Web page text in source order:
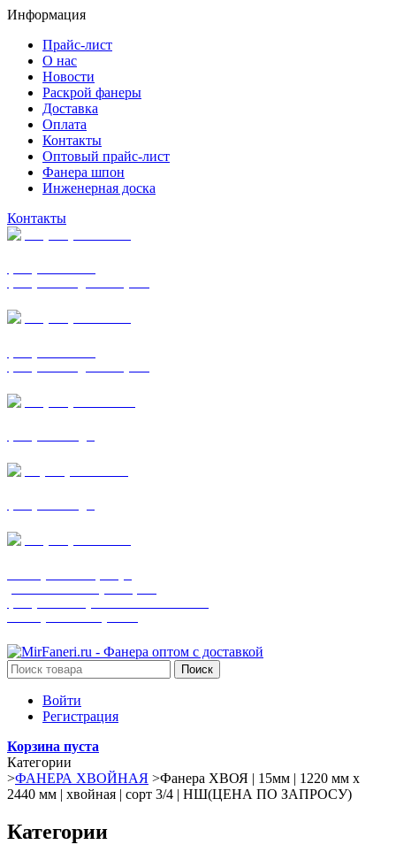
Информация
Прайс-лист
О нас
Новости
Раскрой фанеры
Доставка
Оплата
Контакты
Оптовый прайс-лист
Фанера шпон
Инженерная доска
Контакты
Поиск
Войти
Регистрация
Корзина пуста
Категории
>ФАНЕРА ХВОЙНАЯ >Фанера ХВОЯ | 15мм | 1220 мм х
2440 мм | хвойная | сорт 3/4 | НШ(ЦЕНА ПО ЗАПРОСУ)
Категории